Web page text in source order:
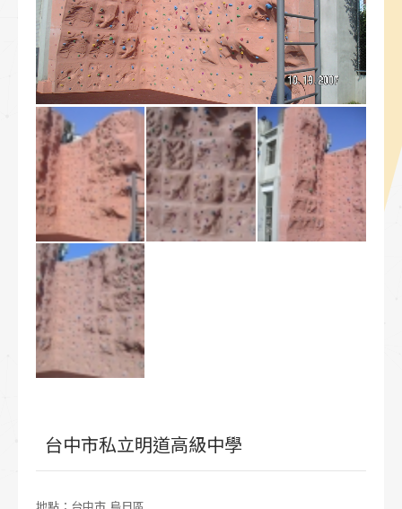
台中市私立明道高級中學